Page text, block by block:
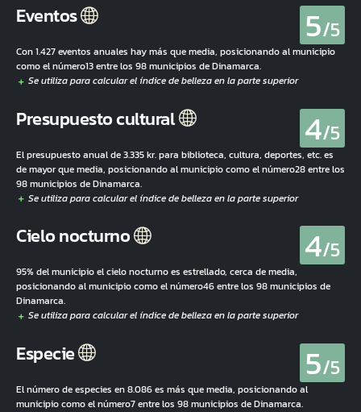
Eventos 5/5
Con 1.427 eventos anuales hay más que media, posicionando al municipio
como el número13 entre los 98 municipios de Dinamarca.
Presupuesto cultural 4/5
El presupuesto anual de 3.335 kr. para biblioteca, cultura, deportes, etc. es
de mayor que media, posicionando al municipio como el número28 entre los
98 municipios de Dinamarca.
Cielo nocturno 4/5
95% del municipio el cielo nocturno es estrellado, cerca de media,
posicionando al municipio como el número46 entre los 98 municipios de
Dinamarca.
Especie 5/5
El número de especies en 8.086 es más que media, posicionando al
municipio como el número7 entre los 98 municipios de Dinamarca.